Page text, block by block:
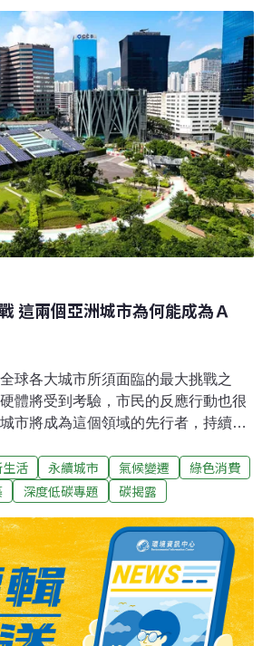
數字，由「減少30%」提升至「減少
年淨零目標能如願實現。北市面積
過實際立法延續淨零碳排優勢 台北市
和平等民間力量，並參考台北市去
源政策與循環城市白皮書，重新制定
條例」，目前法案已送入議會，有望
。
這兩個亞洲城市為何能成為Ａ
球各大城市所須面臨的最大挑戰之
體將受到考驗，市民的反應行動也很
市將成為這個領域的先行者，持續啟
疫情影響之下，國際非營利組織CDP
標城市的A等級名單（Cities A List
獻。2020年本來應該是〈巴黎協定〉
）的驗收年，卻因為疫情持續發酵，原
大會（COP26）也將推遲一年舉行。
個國際主流法人投資機構發起的非營
Carbon Disclosure Project，碳揭露
年12月公布了全球指標城市的A等級
活 永續城市 氣候變遷
綠色消費
深度低碳專題 碳揭露